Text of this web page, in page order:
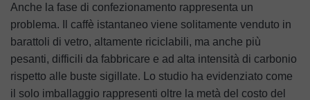
Anche la fase di confezionamento rappresenta un
problema. Il caffè istantaneo viene solitamente venduto in
barattoli di vetro, altamente riciclabili, ma anche più
pesanti, difficili da fabbricare e ad alta intensità di carbonio
rispetto alle buste sigillate. Lo studio ha evidenziato come
il solo imballaggio rappresenti oltre la metà del costo del